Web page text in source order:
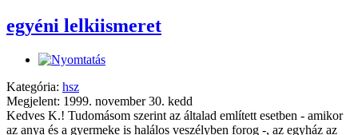
egyéni lelkiismeret
Kategória: hsz
Megjelent: 1999. november 30. kedd
Kedves K.! Tudomásom szerint az általad említett esetben - amikor
az anya és a gyermeke is halálos veszélyben forog -, az egyház az